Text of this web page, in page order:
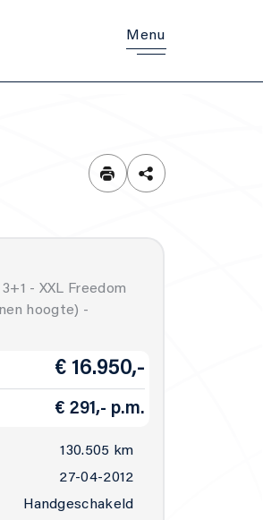
Menu
- XXL Freedom
hoogte) -
€ 16.950,-
€ 291,- p.m.
130.505 km
27-04-2012
Handgeschakeld